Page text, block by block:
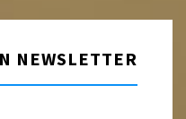
NEWSLETTER